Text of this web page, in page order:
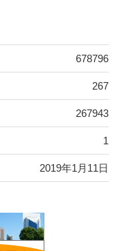
678796
267
267943
1
2019年1月11日